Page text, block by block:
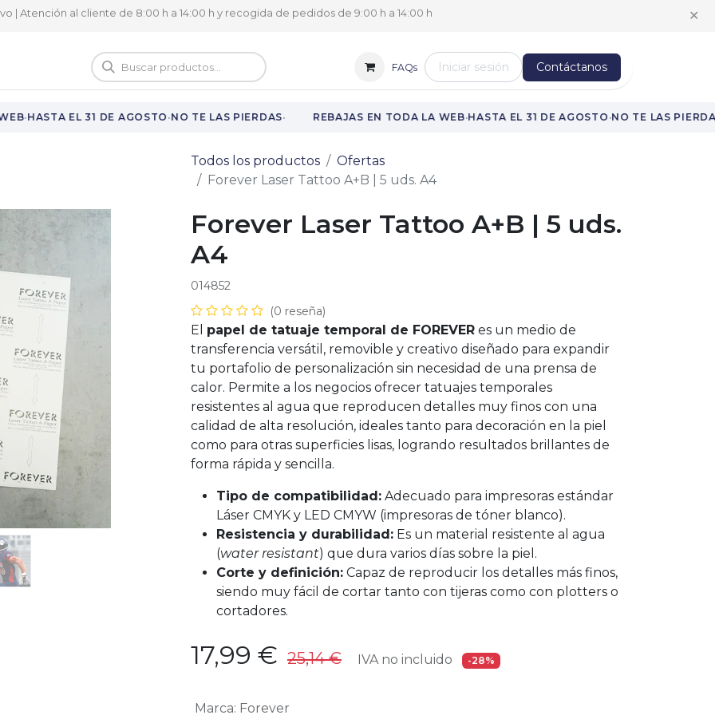
| Atención al cliente de 8:00 h a 14:00 h y recogida de pedidos de 9:00 h a 14:00 h ✕
Vuelta al cole FAQs Iniciar sesión Contáctanos
·HASTA EL 31 DE AGOSTO·NO TE LAS PIERDAS· REBAJAS EN TODA LA WEB·HASTA EL 31 DE AGOSTO·NO TE LAS PIERDAS·
Todos los productos
Ofertas
Forever Laser Tattoo A+B | 5 uds. A4
Forever Laser Tattoo A+B | 5 uds.
A4
014852
(0 reseña)
El papel de tatuaje temporal de FOREVER es un medio de
transferencia versátil, removible y creativo diseñado para expandir
tu portafolio de personalización sin necesidad de una prensa de
calor. Permite a los negocios ofrecer tatuajes temporales
resistentes al agua que reproducen detalles muy finos con una
calidad de alta resolución, ideales tanto para decoración en la piel
como para otras superficies lisas, logrando resultados brillantes de
forma rápida y sencilla.
Tipo de compatibilidad: Adecuado para impresoras estándar
Láser CMYK y LED CMYW (impresoras de tóner blanco).
Resistencia y durabilidad: Es un material resistente al agua
(water resistant) que dura varios días sobre la piel.
Corte y definición: Capaz de reproducir los detalles más finos,
siendo muy fácil de cortar tanto con tijeras como con plotters o
cortadores.
17,99 € 25,14€ IVA no incluido -28%
Marca: Forever